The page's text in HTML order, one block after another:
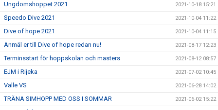
Ungdomshoppet 2021 2021-10-18 15:21
Speedo Dive 2021 2021-10-04 11:22
Dive of hope 2021 2021-10-04 11:15
Anmäl er till Dive of hope redan nu! 2021-08-17 12:23
Terminsstart för hoppskolan och masters 2021-08-12 08:57
EJM i Rijeka 2021-07-02 10:45
Valle VS 2021-06-28 14:02
TRÄNA SIMHOPP MED OSS I SOMMAR 2021-06-02 15:22